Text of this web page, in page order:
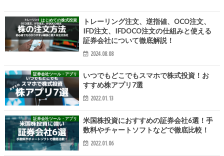
はじめての株式投資
トレーリング注文、逆指値、OCO注文、
IFD注文、IFDOCO注文の仕組みと使える
証券会社について徹底解説！
2024.08.08
証券会社ツール・アプリ
いつでもどこでもスマホで株式投資！お
すすめ株アプリ7選
2022.01.13
証券会社ツール・アプリ
米国株投資におすすめの証券会社6選！手
数料やチャートソフトなどで徹底比較！
2022.01.06